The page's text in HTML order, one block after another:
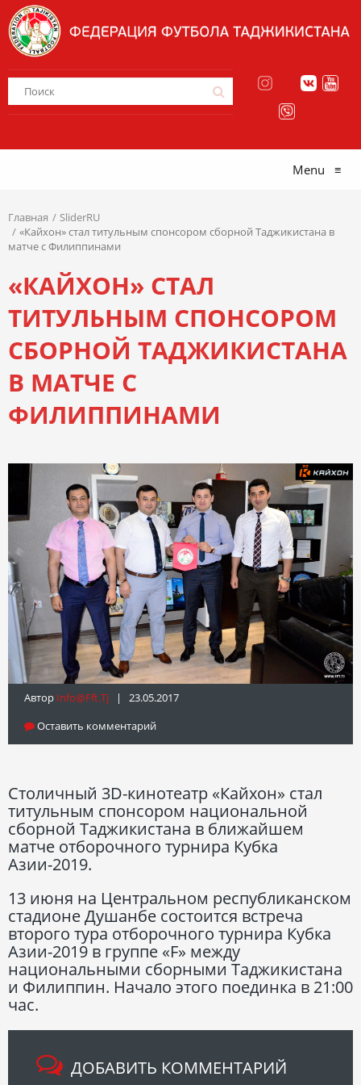
Menu ≡
Главная
SliderRU
«Кайхон» стал титульным спонсором сборной Таджикистана в
матче с Филиппинами
«КАЙХОН» СТАЛ
ТИТУЛЬНЫМ СПОНСОРОМ
СБОРНОЙ ТАДЖИКИСТАНА
В МАТЧЕ С
ФИЛИППИНАМИ
Автор Info@fft.tj | 23.05.2017
Оставить комментарий
Столичный 3D-кинотеатр «Кайхон» стал
титульным спонсором национальной
сборной Таджикистана в ближайшем
матче отборочного турнира Кубка
Азии-2019.
13 июня на Центральном республиканском
стадионе Душанбе состоится встреча
второго тура отборочного турнира Кубка
Азии-2019 в группе «F» между
национальными сборными Таджикистана
и Филиппин. Начало этого поединка в 21:00
час.
ДОБАВИТЬ КОММЕНТАРИЙ